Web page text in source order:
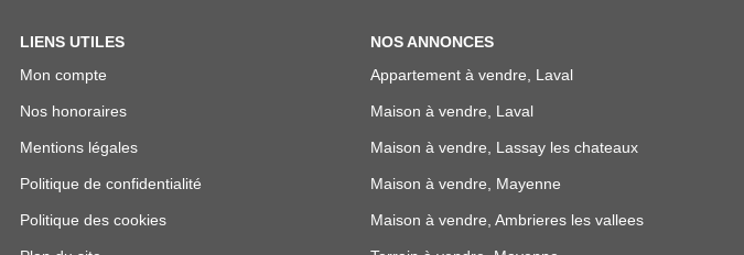
LIENS UTILES
Mon compte
Nos honoraires
Mentions légales
Politique de confidentialité
Politique des cookies
NOS ANNONCES
Appartement à vendre, Laval
Maison à vendre, Laval
Maison à vendre, Lassay les chateaux
Maison à vendre, Mayenne
Maison à vendre, Ambrieres les vallees